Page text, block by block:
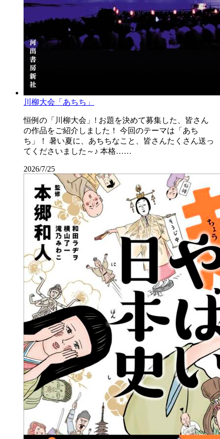
川柳大会「あちち」
恒例の「川柳大会」! お題を決めて募集した、皆さん
の作品をご紹介しました！ 今回のテーマは「あち
ち」！ 暑い夏に、あちちなこと、皆さんたくさん送っ
てくださいました～♪ 本格……
2026/7/25